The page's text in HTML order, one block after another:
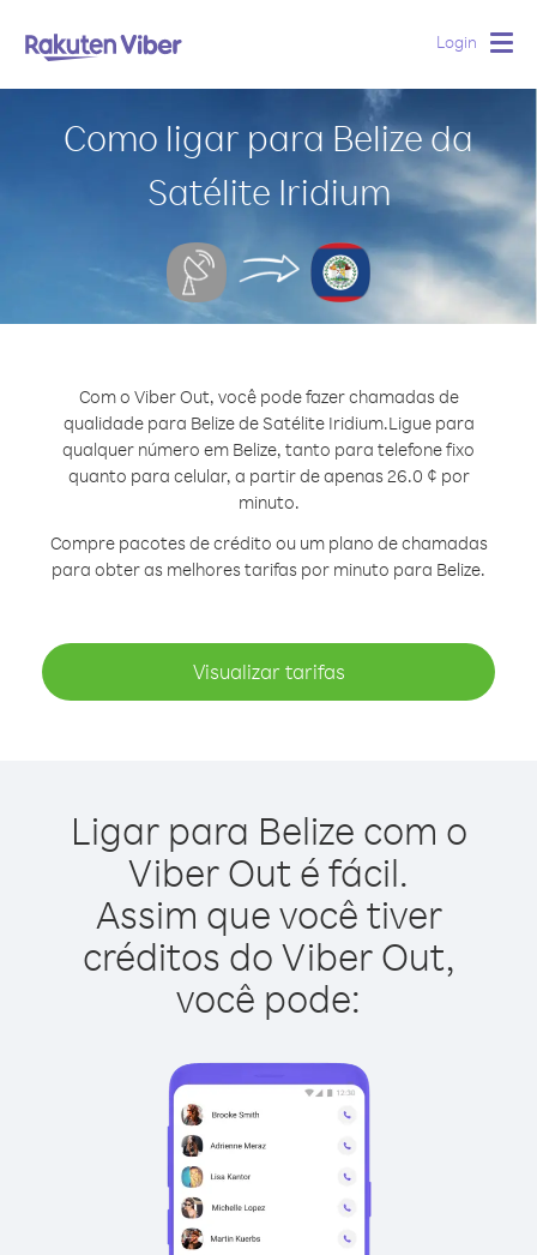
Login
Como ligar para Belize da
Satélite Iridium
Com o Viber Out, você pode fazer chamadas de
qualidade para Belize de Satélite Iridium.Ligue para
qualquer número em Belize, tanto para telefone fixo
quanto para celular, a partir de apenas 26.0 ¢ por
minuto.
Compre pacotes de crédito ou um plano de chamadas
para obter as melhores tarifas por minuto para Belize.
Visualizar tarifas
Ligar para Belize com o
Viber Out é fácil.
Assim que você tiver
créditos do Viber Out,
você pode: